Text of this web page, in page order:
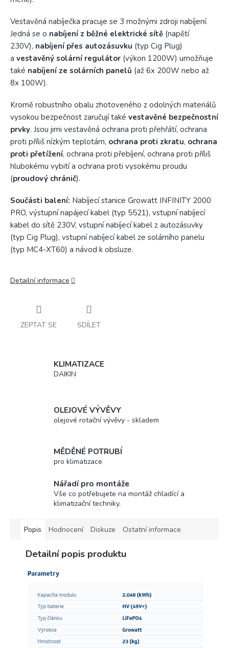
Vestavěná nabíječka pracuje se 3 možnými zdroji nabíjení.
Jedná se o nabíjení z běžné elektrické sítě (napětí
230V), nabíjení přes autozásuvku (typ Cig Plug)
a vestavěný solární regulátor (výkon 1200W) umožňuje
také nabíjení ze solárních panelů (až 6x 200W nebo až
8x 100W).
Kromě robustního obalu zhotoveného z odolných materiálů
vysokou bezpečnost zaručují také vestavěné bezpečnostní
prvky. Jsou jimi vestavěná ochrana proti přehřátí, ochrana
proti příliš nízkým teplotám, ochrana proti zkratu, ochrana
proti přetížení, ochrana proti přebíjení, ochrana proti příliš
hlubokému vybití a ochrana proti vysokému proudu
(proudový chránič).
Součásti balení: Nabíjecí stanice Growatt INFINITY 2000
PRO, výstupní napájecí kabel (typ 5521), vstupní nabíjecí
kabel do sítě 230V, vstupní nabíjecí kabel z autozásuvky
(typ Cig Plug), vstupní nabíjecí kabel ze solárního panelu
(typ MC4-XT60) a návod k obsluze.
Detailní informace
ZEPTAT SE SDÍLET
KLIMATIZACE
DAIKIN
OLEJOVÉ VÝVĚVY
olejové rotační vývěvy - skladem
MĚDĚNÉ POTRUBÍ
pro klimatizace
Nářadí pro montáže
Vše co potřebujete na montáž chladící a
klimatizační techniky.
Popis Hodnocení Diskuze Ostatní informace
Detailní popis produktu